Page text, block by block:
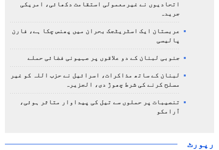
اتحادیوں نے غیرمعمولی استقامت دکھائی، امریکی
جریدہ
عربستان ایک اسٹریٹجک بحران میں پھنس چکا ہے، فارن
پالیسی
جنوبی لبنان کے دو علاقوں پر صہیونی فضائی حملے
لبنان کے ساتھ مذاکرات، اسرائیل نے حزب اللہ کو غیر
مسلح کرنے کی شرط چھوڑ دی، الجزیرہ
تنصیبات پر حملوں سے تیل کی پیداوار متاثر ہوئی،
آرامکو
رپورٹ